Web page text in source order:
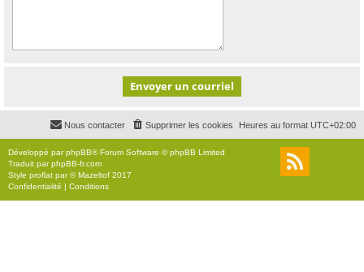
Heures au format UTC+02:00
Supprimer les cookies
Nous contacter
Développé parphpBB® Forum Software © phpBB Limited
Traduit parphpBB-fr.com
Style proflat par ©Mazeltof 2017
Confidentialité | Conditions